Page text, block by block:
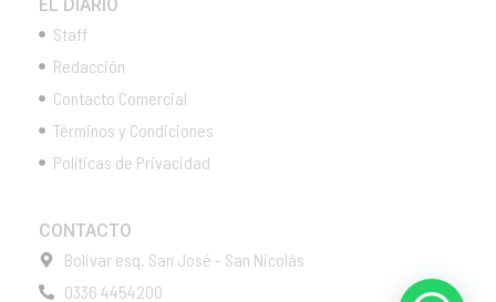
EL DIARIO
Staff
Redacción
Contacto Comercial
Términos y Condiciones
Políticas de Privacidad
CONTACTO
Bolivar esq. San José - San Nicolás
0336 4454200